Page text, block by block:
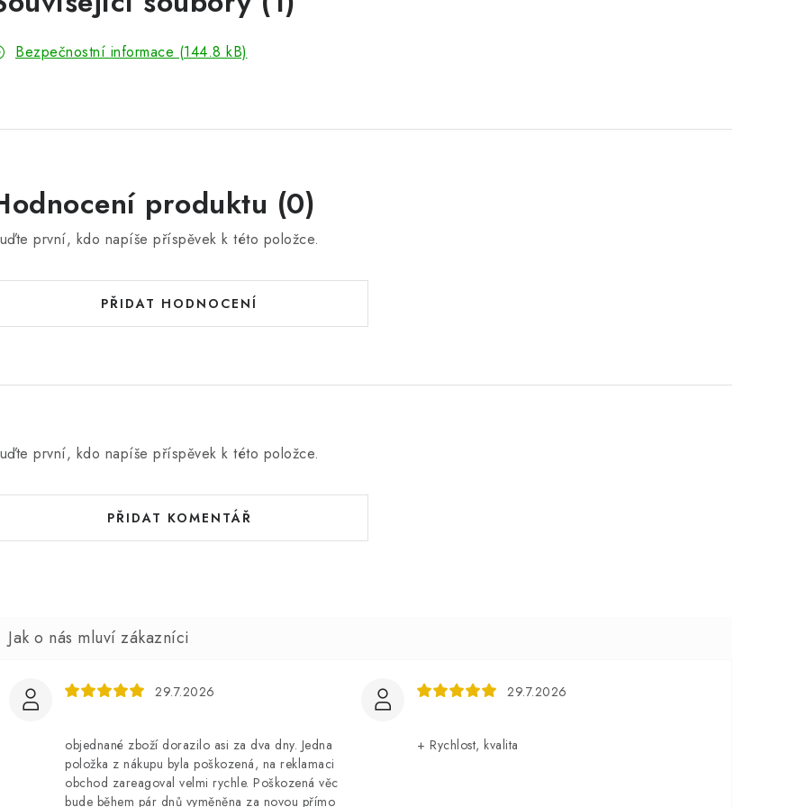
Bezpečnostní informace (144.8 kB)
produktu (0)
první, kdo napíše příspěvek k této položce.
PŘIDAT HODNOCENÍ
první, kdo napíše příspěvek k této položce.
PŘIDAT KOMENTÁŘ
29.7.2026
objednané zboží dorazilo asi za dva dny. Jedna
položka z nákupu byla poškozená, na reklamaci
obchod zareagoval velmi rychle. Poškozená věc
bude během pár dnů vyměněna za novou přímo
29.7.2026
+ Rychlost, kvalita